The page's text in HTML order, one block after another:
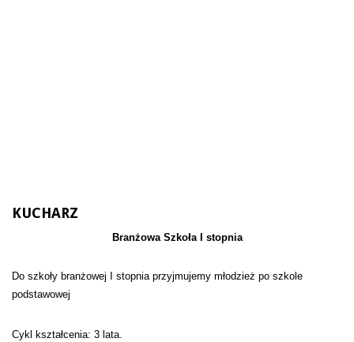
KUCHARZ
Branżowa Szkoła I stopnia
Do szkoły branżowej I stopnia przyjmujemy młodzież po szkole
podstawowej
Cykl kształcenia: 3 lata.